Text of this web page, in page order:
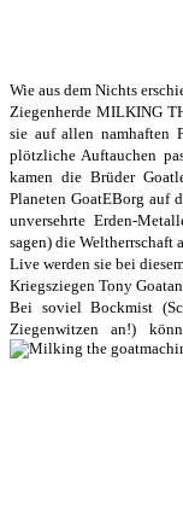
Wie aus dem Nichts
Ziegenherde MILKING
sie auf allen namhaften
plötzliche Auftauchen
kamen die Brüder
Planeten GoatEBorg auf
unversehrte Erden-
sagen) die Weltherrschaft
Live werden sie bei
Kriegsziegen Tony
Bei soviel Bockmist
Ziegenwitzen an!)